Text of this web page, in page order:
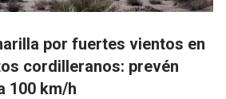
por fuertes vientos en
cordilleranos: prevén
100 km/h